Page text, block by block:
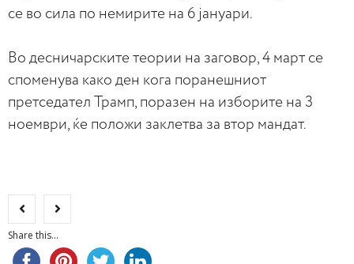
се во сила по немирите на 6 јануари.
Во десничарските теории на заговор, 4 март се
споменува како ден кога поранешниот
претседател Трамп, поразен на изборите на 3
ноември, ќе положи заклетва за втор мандат.
Share this...